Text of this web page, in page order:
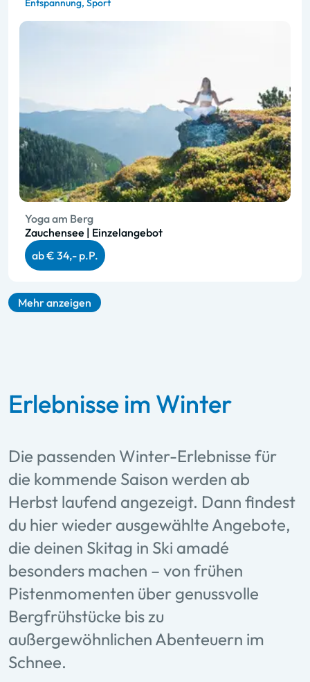
Entspannung, Sport
Yoga am Berg
Zauchensee | Einzelangebot
ab € 34,- p.P.
Mehr anzeigen
Erlebnisse im Winter
Die passenden Winter-Erlebnisse für
die kommende Saison werden ab
Herbst laufend angezeigt. Dann findest
du hier wieder ausgewählte Angebote,
die deinen Skitag in Ski amadé
besonders machen – von frühen
Pistenmomenten über genussvolle
Bergfrühstücke bis zu
außergewöhnlichen Abenteuern im
Schnee.